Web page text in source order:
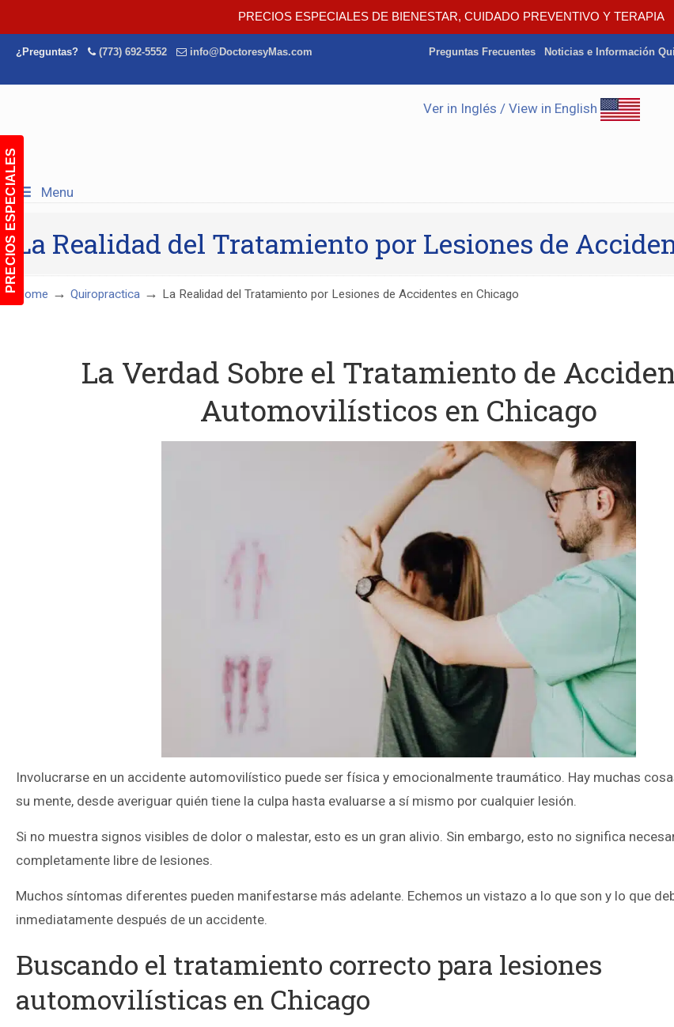
PRECIOS ESPECIALES DE BIENESTAR, CUIDADO PREVENTIVO Y TERAPIA
PRECIOS ESPECIALES
¿Preguntas? (773) 692-5552 info@DoctoresyMas.com Preguntas Frecuentes Noticias e Información
Ver in Inglés / View in English
Menu
La Realidad del Tratamiento por Lesiones de
Home → Quiropractica → La Realidad del Tratamiento por Lesiones de Accidentes en Chicago
La Verdad Sobre el Tratamiento de
Automovilísticos en Chicago
Involucrarse en un accidente automovilístico puede ser física y emocionalmente traumático. Hay muchas
su mente, desde averiguar quién tiene la culpa hasta evaluarse a sí mismo por cualquier lesión.
Si no muestra signos visibles de dolor o malestar, esto es un gran alivio. Sin embargo, esto no significa
completamente libre de lesiones.
Muchos síntomas diferentes pueden manifestarse más adelante. Echemos un vistazo a lo que son y lo que
inmediatamente después de un accidente.
Buscando el tratamiento correcto para lesiones
automovilísticas en Chicago